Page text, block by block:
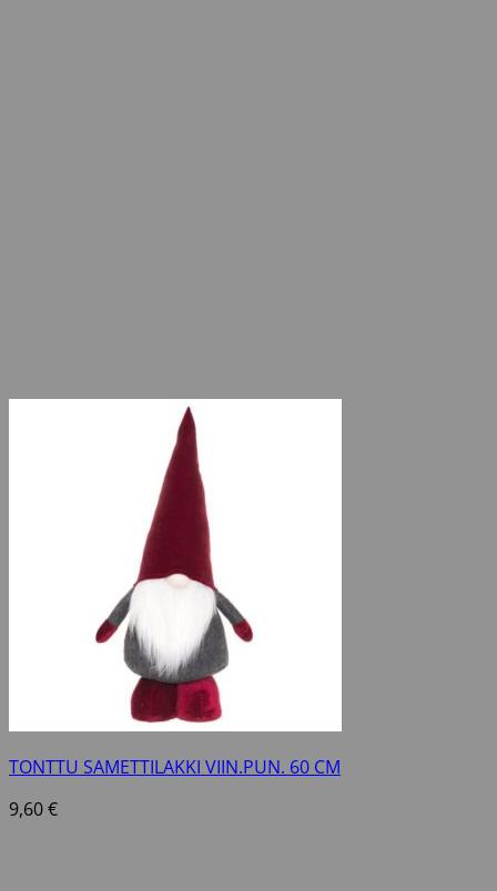
TONTTU SAMETTILAKKI VIIN.PUN. 60 CM
9,60€